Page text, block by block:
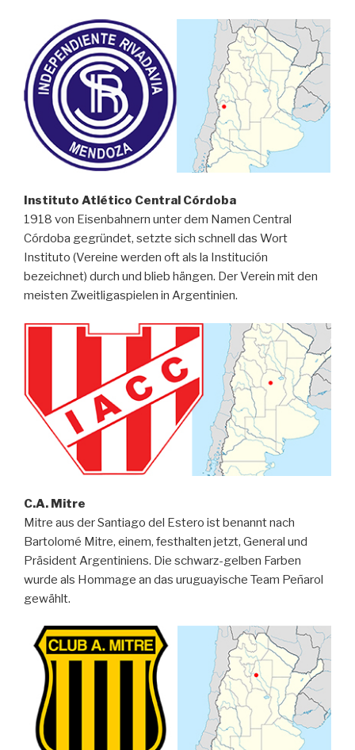
Instituto Atlético Central Córdoba
1918 von Eisenbahnern unter dem Namen Central
Córdoba gegründet, setzte sich schnell das Wort
Instituto (Vereine werden oft als la Institución
bezeichnet) durch und blieb hängen. Der Verein mit den
meisten Zweitligaspielen in Argentinien.
C.A. Mitre
Mitre aus der Santiago del Estero ist benannt nach
Bartolomé Mitre, einem, festhalten jetzt, General und
Präsident Argentiniens. Die schwarz-gelben Farben
wurde als Hommage an das uruguayische Team Peñarol
gewählt.